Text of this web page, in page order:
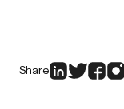
Share